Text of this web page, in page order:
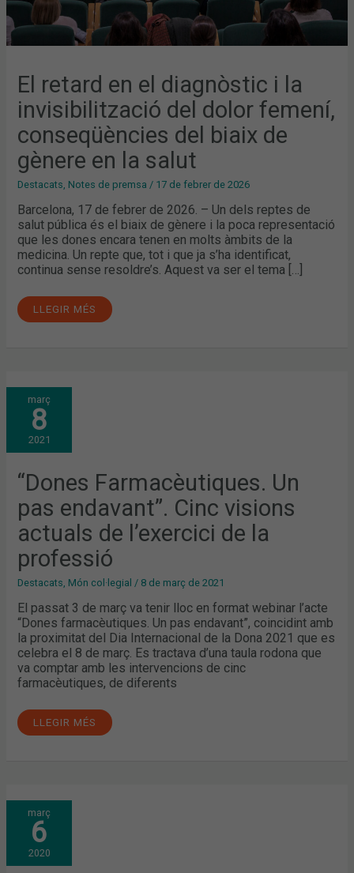
El retard en el diagnòstic i la
invisibilització del dolor femení,
conseqüències del biaix de
gènere en la salut
Destacats, Notes de premsa / 17 de febrer de 2026
Barcelona, 17 de febrer de 2026. – Un dels reptes de
salut pública és el biaix de gènere i la poca representació
que les dones encara tenen en molts àmbits de la
medicina. Un repte que, tot i que ja s’ha identificat,
continua sense resoldre’s. Aquest va ser el tema […]
SALUT
LLEGIR MÉS
març
8
2021
“Dones Farmacèutiques. Un
pas endavant”. Cinc visions
actuals de l’exercici de la
professió
Destacats Món col·legial / 8 de març de 2021
El passat 3 de març va tenir lloc en format webinar l’acte
“Dones farmacèutiques. Un pas endavant”, coincidint amb
la proximitat del Dia Internacional de la Dona 2021 que es
celebra el 8 de març. Es tractava d’una taula rodona que
va comptar amb les intervencions de cinc
farmacèutiques, de diferents
“DONES
FARMACÈUTIQUES.
UN
PAS
ENDAVANT”.
CINC
VISIONS
DE
L’EXERCICI
DE
LA
PROFESSIÓ
LLEGIR MÉS
març
6
2020
REFLEXIONS
PER
FER
MÉS
VISIBLE
LA
DONA